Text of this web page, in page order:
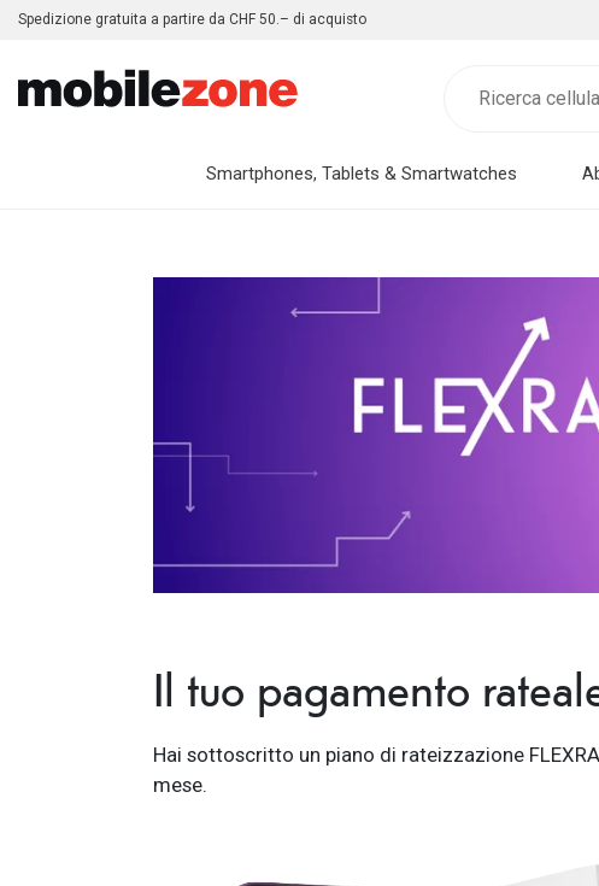
Spedizione gratuita a partire da CHF 50.– di acquisto
Smartphones, Tablets & Smartwatches
Il tuo pagamento
Hai sottoscritto un piano di rateizzazione
mese.